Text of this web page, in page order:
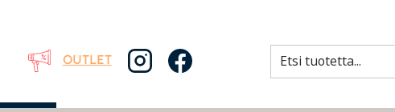
OUTLET